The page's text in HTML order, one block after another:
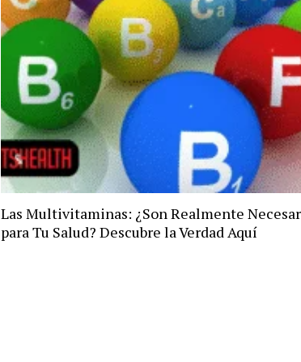
Las Multivitaminas: ¿Son Realmente
para Tu Salud? Descubre la Verdad Aquí